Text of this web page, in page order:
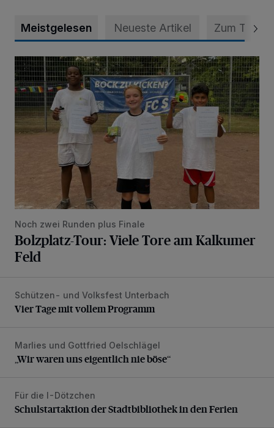
Meistgelesen Neueste Artikel Zum Thema
Bolzplatz-Tour: Viele Tore am Kalkumer Feld
Noch zwei Runden plus Finale
Bolzplatz-Tour: Viele Tore am Kalkumer
Feld
Vier Tage mit vollem Programm
Schützen- und Volksfest Unterbach
Vier Tage mit vollem Programm
„Wir waren uns eigentlich nie böse“
Marlies und Gottfried Oelschlägel
„Wir waren uns eigentlich nie böse“
Schulstartaktion der Stadtbibliothek in den Ferien
Für die I-Dötzchen
Schulstartaktion der Stadtbibliothek in den Ferien